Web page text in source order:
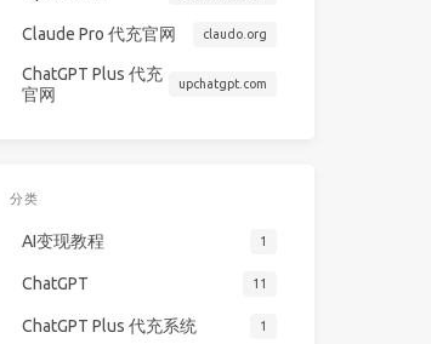
Claude Pro 代充官网 claudo.org
ChatGPT Plus 代充
官网
upchatgpt.com
分类
AI变现教程 1
ChatGPT 11
ChatGPT Plus 代充系统 1